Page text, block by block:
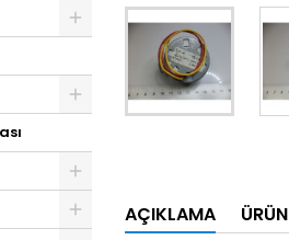
AÇIKLAMA